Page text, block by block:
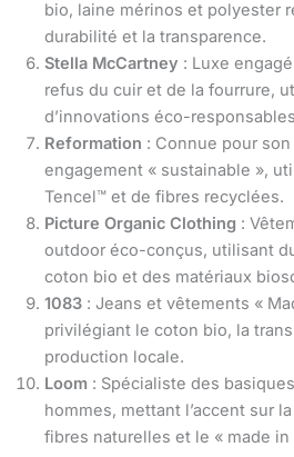
bio, laine mérinos et polyester
durabilité et la transparence.
Stella McCartney : Luxe
refus du cuir et de la fourrure,
d’innovations éco-
Reformation : Connue pour
engagement « sustainable »,
Tencel™ et de fibres recyclées.
Picture Organic Clothing :
outdoor éco-conçus, utilisant
coton bio et des matériaux
1083 : Jeans et vêtements «
privilégiant le coton bio, la
production locale.
Loom : Spécialiste des
hommes, mettant l’accent sur
fibres naturelles et le « made in